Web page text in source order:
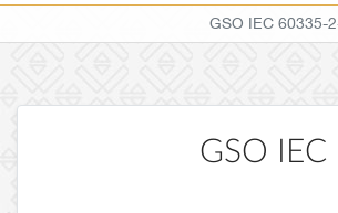
GSO IEC 60335-
GSO